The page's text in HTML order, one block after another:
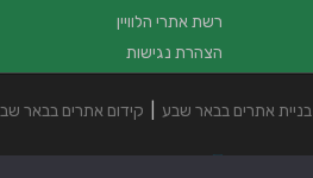
רשת אתרי הלוויין
הצהרת נגישות
בניית אתרים בבאר שבע קידום אתרים בבאר